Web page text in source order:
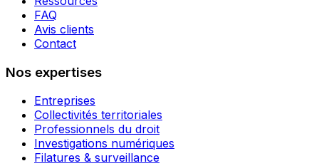
FAQ
Avis clients
Contact
Nos expertises
Entreprises
Collectivités territoriales
Professionnels du droit
Investigations numériques
Filatures & surveillance